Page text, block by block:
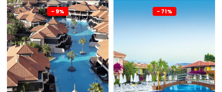
- 9% - 71%